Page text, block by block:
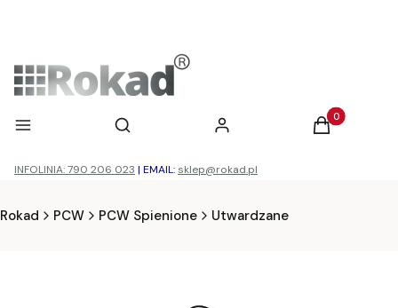
Menu Otwórz wyszukiwarkę
Szukaj Zaloguj się Produkty w
Koszyk
INFOLINIA: 790 206 023 | EMAIL: sklep@rokad.pl
Rokad PCW PCW Spienione Utwardzane